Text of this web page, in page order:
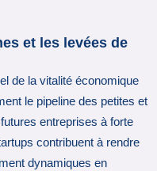
et les levées de
de la vitalité économique
le pipeline des petites et
entreprises à forte
contribuent à rendre
dynamiques en